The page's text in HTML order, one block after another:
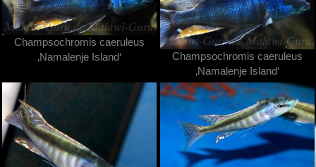
Champsochromis caeruleus
‚Namalenje Island‘
Champsochromis caeruleus
‚Namalenje Island‘